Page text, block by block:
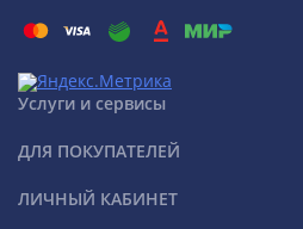
Услуги и сервисы
ДЛЯ ПОКУПАТЕЛЕЙ
ЛИЧНЫЙ КАБИНЕТ